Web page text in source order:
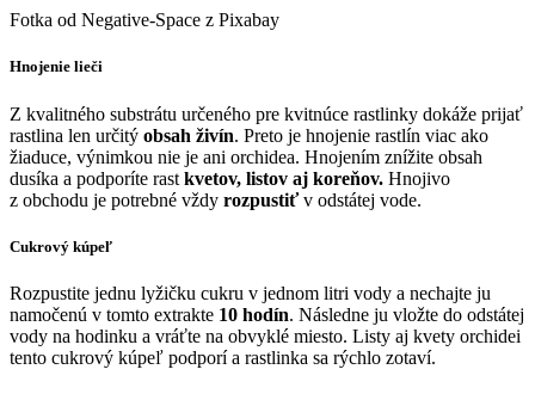
Fotka od Negative-Space z Pixabay
Hnojenie lieči
Z kvalitného substrátu určeného pre kvitnúce rastlinky dokáže prijať
rastlina len určitý obsah živín. Preto je hnojenie rastlín viac ako
žiaduce, výnimkou nie je ani orchidea. Hnojením znížite obsah
dusíka a podporíte rast kvetov, listov aj koreňov. Hnojivo
z obchodu je potrebné vždy rozpustiťv odstátej vode.
Cukrový kúpeľ
Rozpustite jednu lyžičku cukru v jednom litri vody a nechajte ju
namočenú v tomto extrakte 10 hodín. Následne ju vložte do odstátej
vody na hodinku a vráťte na obvyklé miesto. Listy aj kvety orchidei
tento cukrový kúpeľ podporí a rastlinka sa rýchlo zotaví.